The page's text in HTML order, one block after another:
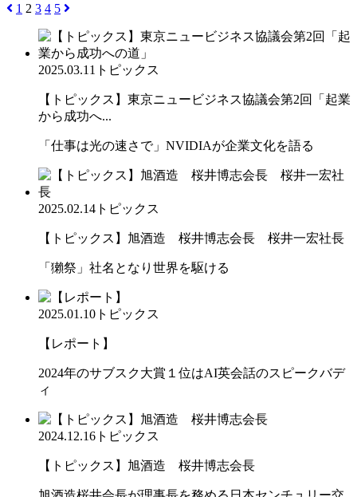
1 2 3 4 5
2025.03.11 トピックス
【トピックス】東京ニュービジネス協議会第2回「起業
から成功へ...
「仕事は光の速さで」NVIDIAが企業文化を語る
2025.02.14 トピックス
【トピックス】旭酒造 桜井博志会長 桜井一宏社長
「獺祭」社名となり世界を駆ける
2025.01.10 トピックス
【レポート】
2024年のサブスク大賞１位はAI英会話のスピークバデ
ィ
2024.12.16 トピックス
【トピックス】旭酒造 桜井博志会長